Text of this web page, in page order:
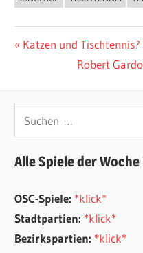
Vorheriger
Katzen und Tischtennis?
Nächster
Robert
Alle Spiele der
OSC-Spiele: *klick*
Stadtpartien: *klick*
Bezirkspartien: *klick*